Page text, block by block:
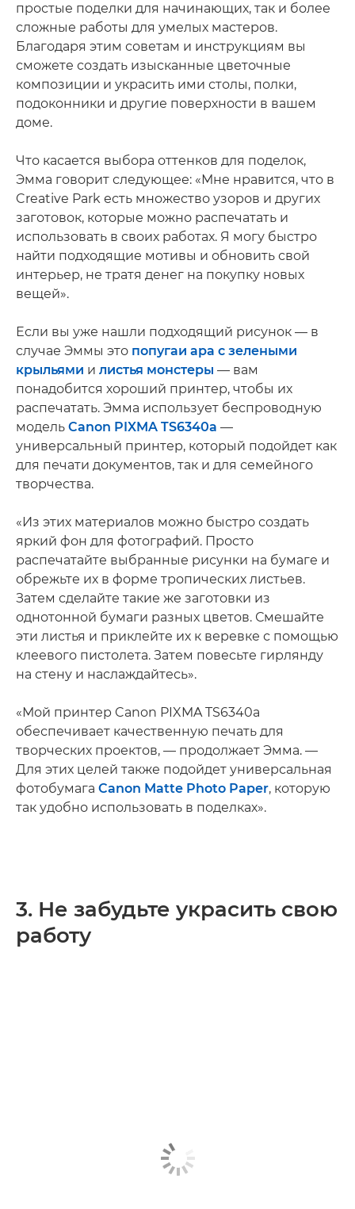
простые поделки для начинающих, так и более
сложные работы для умелых мастеров.
Благодаря этим советам и инструкциям вы
сможете создать изысканные цветочные
композиции и украсить ими столы, полки,
подоконники и другие поверхности в вашем
доме.
Что касается выбора оттенков для поделок,
Эмма говорит следующее: «Мне нравится, что в
Creative Park есть множество узоров и других
заготовок, которые можно распечатать и
использовать в своих работах. Я могу быстро
найти подходящие мотивы и обновить свой
интерьер, не тратя денег на покупку новых
вещей».
Если вы уже нашли подходящий рисунок — в
случае Эммы это попугаи ара с зелеными
крыльями и листья монстеры — вам
понадобится хороший принтер, чтобы их
распечатать. Эмма использует беспроводную
модель Canon PIXMA TS6340a —
универсальный принтер, который подойдет как
для печати документов, так и для семейного
творчества.
«Из этих материалов можно быстро создать
яркий фон для фотографий. Просто
распечатайте выбранные рисунки на бумаге и
обрежьте их в форме тропических листьев.
Затем сделайте такие же заготовки из
однотонной бумаги разных цветов. Смешайте
эти листья и приклейте их к веревке с помощью
клеевого пистолета. Затем повесьте гирлянду
на стену и наслаждайтесь».
«Мой принтер Canon PIXMA TS6340a
обеспечивает качественную печать для
творческих проектов, — продолжает Эмма. —
Для этих целей также подойдет универсальная
фотобумага Canon Matte Photo Paper, которую
так удобно использовать в поделках».
3. Не забудьте украсить свою
работу